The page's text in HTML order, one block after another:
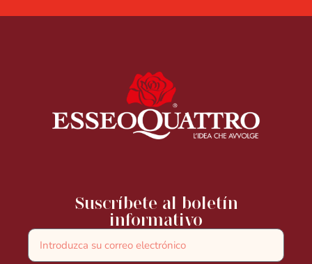
Suscríbete al boletín
informativo